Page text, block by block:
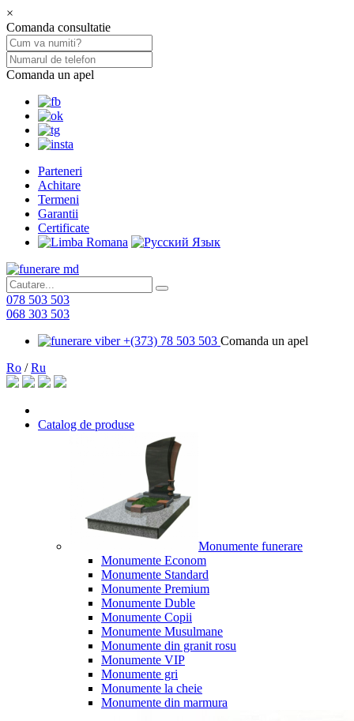
×
Comanda consultatie
Comanda un apel
Parteneri
Achitare
Termeni
Garantii
Certificate
078 503 503
068 303 503
+(373) 78 503 503 Comanda un apel
Ro /Ru
Catalog de produse
Monumente funerare
Monumente Econom
Monumente Standard
Monumente Premium
Monumente Duble
Monumente Copii
Monumente Musulmane
Monumente din granit rosu
Monumente VIP
Monumente gri
Monumente la cheie
Monumente din marmura